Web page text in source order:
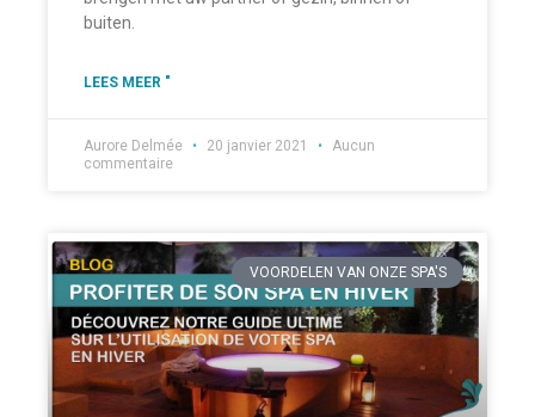
buiten.
LEES MEER "
Aurore Delmée 20 janvier 2021
Aucun
commentaire
VOORDELEN VAN ONZE SPA'S